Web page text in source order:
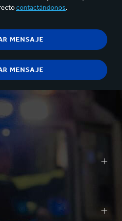
contactándonos.